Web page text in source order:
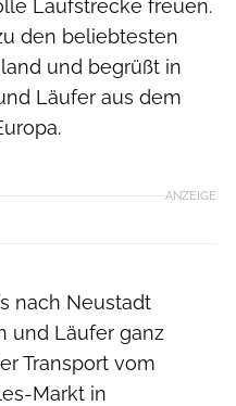
Laufstrecke freuen.
den beliebtesten
und begrüßt in
Läufer aus dem
ANZEIGE
nach Neustadt
und Läufer ganz
Transport vom
Markt in